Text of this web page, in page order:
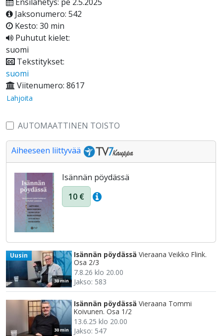
Jaksonumero: 542
Kesto: 30 min
Puhutut kielet:
suomi
Tekstitykset:
suomi
Viitenumero: 8617
Lahjoita
AUTOMAATTINEN TOISTO
Aiheeseen liittyvää
Isännän pöydässä
10 €
30 min
Uusin Isännän pöydässä Vieraana Veikko Flink.
Osa 2/3
7.8.26 klo 20.00
Jakso: 583
30 min
Isännän pöydässä Vieraana Tommi
Koivunen. Osa 1/2
13.6.25 klo 20.00
Jakso: 547